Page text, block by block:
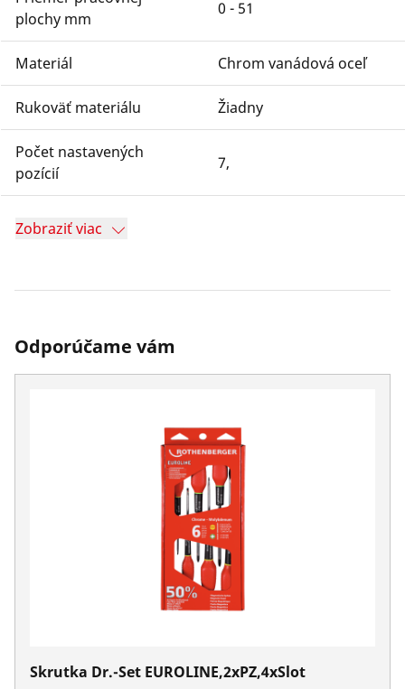
plochy mm
0 - 51
Materiál Chrom vanádová oceľ
Rukoväť materiálu Žiadny
Počet nastavených
pozícií
7,
Zobraziť viac
Odporúčame vám
Skrutka Dr.-Set EUROLINE,2xPZ,4xSlot